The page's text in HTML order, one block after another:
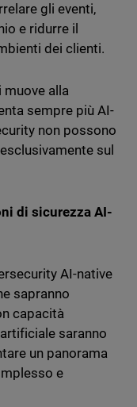
gli eventi,
e ridurre il
dei clienti.
muove alla
sempre più AI-
non possono
sul
di sicurezza AI-
AI-native
sapranno
capacità
saranno
un panorama
e